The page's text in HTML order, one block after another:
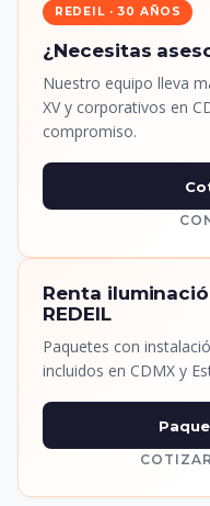
REDEIL · 30 AÑOS
¿Necesitas
Nuestro equipo lleva
XV y corporativos en
compromiso.
Renta
REDEIL
Paquetes con
incluidos en CDMX y